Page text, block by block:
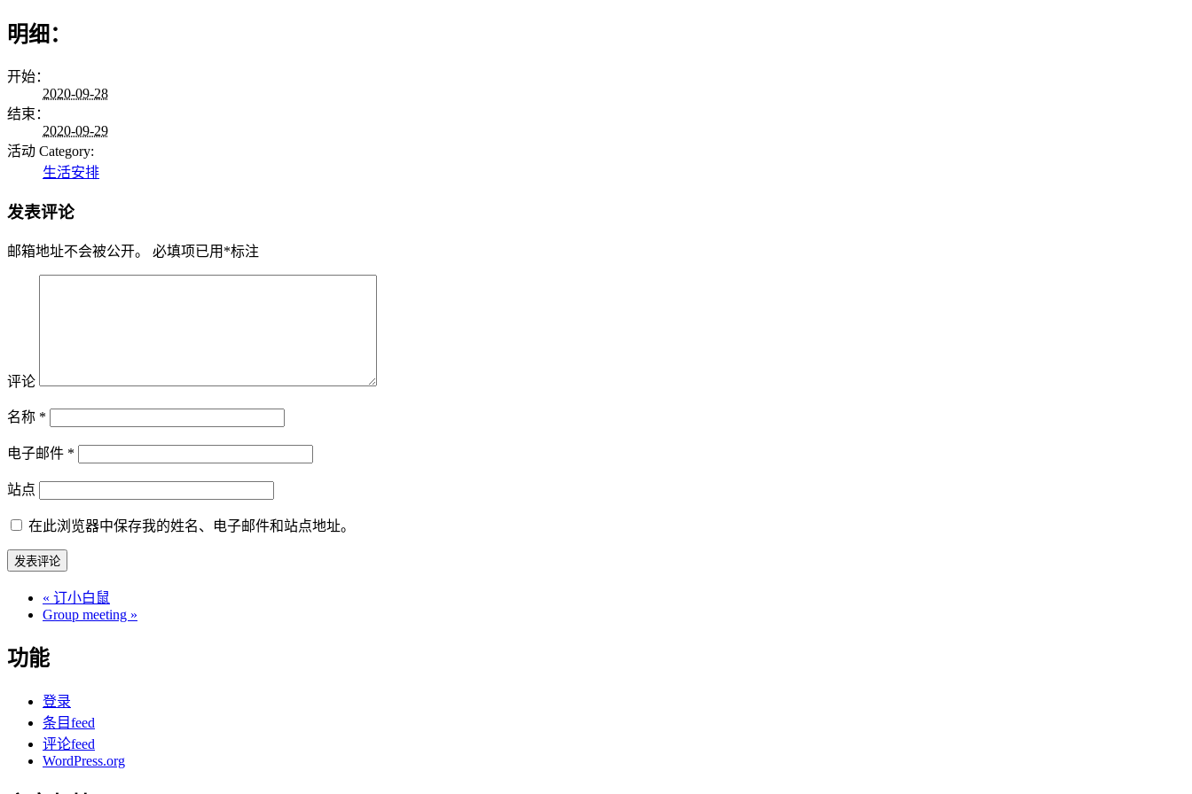
明细：
开始：
2020-09-28
结束：
2020-09-29
活动 Category:
生活安排
发表评论
邮箱地址不会被公开。 必填项已用 *标注
评论
名称 *
电子邮件 *
站点
在此浏览器中保存我的姓名、电子邮件和站点地址。
« 订小白鼠
Group meeting »
功能
登录
条目feed
评论feed
WordPress.org